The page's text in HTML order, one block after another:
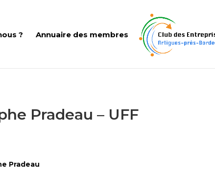
? Annuaire des membres
Pradeau – UFF
Pradeau